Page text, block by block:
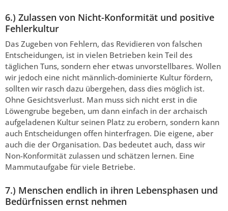
6.) Zulassen von Nicht-Konformität und positive
Fehlerkultur
Das Zugeben von Fehlern, das Revidieren von falschen
Entscheidungen, ist in vielen Betrieben kein Teil des
täglichen Tuns, sondern eher etwas unvorstellbares. Wollen
wir jedoch eine nicht männlich-dominierte Kultur fördern,
sollten wir rasch dazu übergehen, dass dies möglich ist.
Ohne Gesichtsverlust. Man muss sich nicht erst in die
Löwengrube begeben, um dann einfach in der archaisch
aufgeladenen Kultur seinen Platz zu erobern, sondern kann
auch Entscheidungen offen hinterfragen. Die eigene, aber
auch die der Organisation. Das bedeutet auch, dass wir
Non-Konformität zulassen und schätzen lernen. Eine
Mammutaufgabe für viele Betriebe.
7.) Menschen endlich in ihren Lebensphasen und
Bedürfnissen ernst nehmen